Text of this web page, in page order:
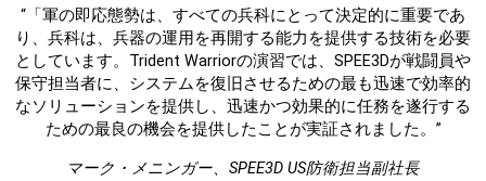
“「軍の即応態勢は、すべての兵科にとって決定的に重要であ
り、兵科は、兵器の運用を再開する能力を提供する技術を必要
としています。Trident Warriorの演習では、SPEE3Dが戦闘員や
保守担当者に、システムを復旧させるための最も迅速で効率的
なソリューションを提供し、迅速かつ効果的に任務を遂行する
ための最良の機会を提供したことが実証されました。”
マーク・メニンガー、SPEE3D US防衛担当副社長